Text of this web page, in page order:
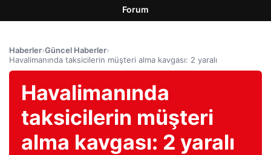
Forum
Haberler›Güncel Haberler›
Havalimanında taksicilerin müşteri alma kavgası: 2 yaralı
Havalimanında
taksicilerin müşteri
alma kavgası: 2 yaralı